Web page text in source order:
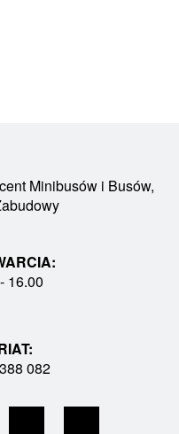
Minibusów i Busów,
16.00
082